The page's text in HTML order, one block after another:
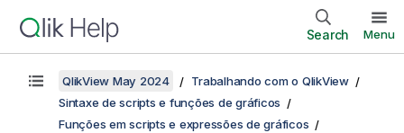
Search Menu
QlikView May 2024
Trabalhando com o QlikView
Sintaxe de scripts e funções de gráficos
Funções em scripts e expressões de gráficos